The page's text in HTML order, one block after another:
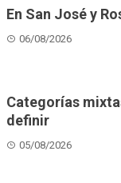
En San José y
06/08/2026
Categorías
definir
05/08/2026